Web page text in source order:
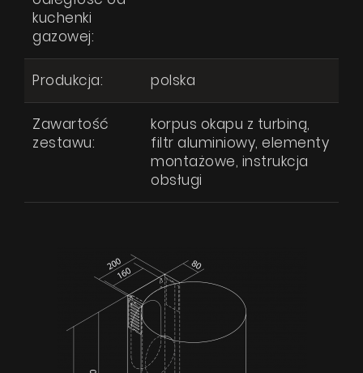
kuchenki
gazowej:
Produkcja: polska
Zawartość
zestawu:
korpus okapu z turbiną,
filtr aluminiowy, elementy
montażowe, instrukcja
obsługi